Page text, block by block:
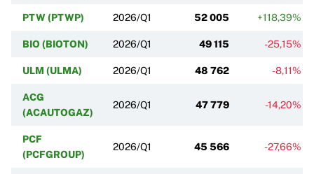
PTW (PTWP) 2026/Q1 52 005 +118,39%
BIO (BIOTON) 2026/Q1 49 115 -25,15%
ULM (ULMA) 2026/Q1 48 762 -8,11%
ACG
(ACAUTOGAZ)
2026/Q1 47 779 -14,20%
PCF
(PCFGROUP)
2026/Q1 45 566 -27,66%